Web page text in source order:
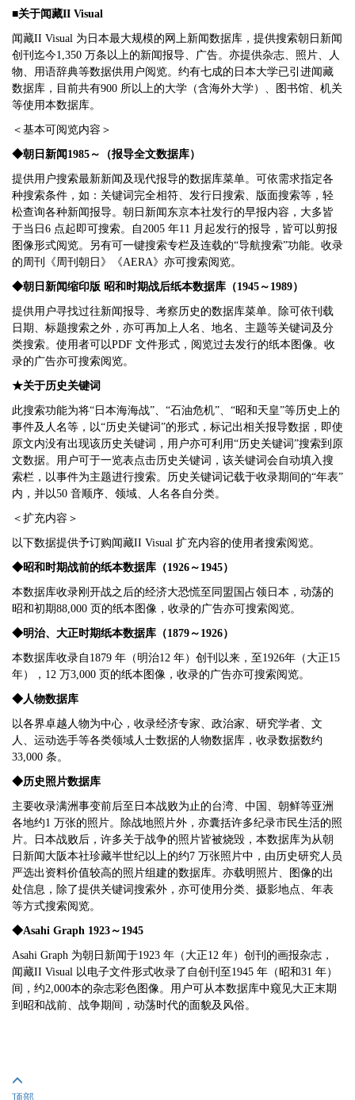
■关于闻藏II Visual
闻藏II Visual 为日本最大规模的网上新闻数据库，提供搜索朝日新闻
创刊迄今1,350 万条以上的新闻报导、广告。亦提供杂志、照片、人
物、用语辞典等数据供用户阅览。约有七成的日本大学已引进闻藏
数据库，目前共有900 所以上的大学（含海外大学）、图书馆、机关
等使用本数据库。
＜基本可阅览内容＞
◆朝日新闻1985 ～（报导全文数据库）
提供用户搜索最新新闻及现代报导的数据库菜单。可依需求指定各
种搜索条件，如：关键词完全相符、发行日搜索、版面搜索等，轻
松查询各种新闻报导。朝日新闻东京本社发行的早报内容，大多皆
于当日6 点起即可搜索。自2005 年11 月起发行的报导，皆可以剪报
图像形式阅览。另有可一键搜索专栏及连载的“导航搜索”功能。收录
的周刊《周刊朝日》《AERA》亦可搜索阅览。
◆朝日新闻缩印版 昭和时期战后纸本数据库（1945 ～1989）
提供用户寻找过往新闻报导、考察历史的数据库菜单。除可依刊载
日期、标题搜索之外，亦可再加上人名、地名、主题等关键词及分
类搜索。使用者可以PDF 文件形式，阅览过去发行的纸本图像。收
录的广告亦可搜索阅览。
★关于历史关键词
此搜索功能为将“日本海海战”、“石油危机”、“昭和天皇”等历史上的
事件及人名等，以“历史关键词”的形式，标记出相关报导数据，即使
原文内没有出现该历史关键词，用户亦可利用“历史关键词”搜索到原
文数据。用户可于一览表点击历史关键词，该关键词会自动填入搜
索栏，以事件为主题进行搜索。历史关键词记载于收录期间的“年表”
内，并以50 音顺序、领域、人名各自分类。
＜扩充内容＞
以下数据提供予订购闻藏II Visual 扩充内容的使用者搜索阅览。
◆昭和时期战前的纸本数据库（1926 ～1945）
本数据库收录刚开战之后的经济大恐慌至同盟国占领日本，动荡的
昭和初期88,000 页的纸本图像，收录的广告亦可搜索阅览。
◆明治、大正时期纸本数据库（1879 ～1926）
本数据库收录自1879 年（明治12 年）创刊以来，至1926年（大正15
年），12 万3,000 页的纸本图像，收录的广告亦可搜索阅览。
◆人物数据库
以各界卓越人物为中心，收录经济专家、政治家、研究学者、文
人、运动选手等各类领域人士数据的人物数据库，收录数据数约
33,000 条。
◆历史照片数据库
主要收录满洲事变前后至日本战败为止的台湾、中国、朝鲜等亚洲
各地约1 万张的照片。除战地照片外，亦囊括许多纪录市民生活的照
片。日本战败后，许多关于战争的照片皆被烧毁，本数据库为从朝
日新闻大阪本社珍藏半世纪以上的约7 万张照片中，由历史研究人员
严选出资料价值较高的照片组建的数据库。亦载明照片、图像的出
处信息，除了提供关键词搜索外，亦可使用分类、摄影地点、年表
等方式搜索阅览。
◆Asahi Graph 1923 ～1945
Asahi Graph 为朝日新闻于1923 年（大正12 年）创刊的画报杂志，
闻藏II Visual 以电子文件形式收录了自创刊至1945 年（昭和31 年）
间，约2,000本的杂志彩色图像。用户可从本数据库中窥见大正末期
到昭和战前、战争期间，动荡时代的面貌及风俗。